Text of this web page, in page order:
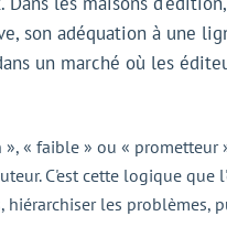
son adéquation à une
un marché où les
« faible » ou «
C'est cette logique que
les problèmes,